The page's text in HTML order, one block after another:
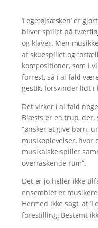
’Legetøjsæsken’ er
bliver spillet på
og klaver. Men
af skuespillet og
kompositioner, som i
forrest, så i al fald
gestik, forsvinder lidt i
Det virker i al fald
Blæsts er en trup, der,
”ønsker at give børn,
musikoplevelser,
musikalske spiller
overraskende rum”.
Det er jo heller ikke
ensemblet er
Hermed ikke sagt, at
forestilling. Bestemt